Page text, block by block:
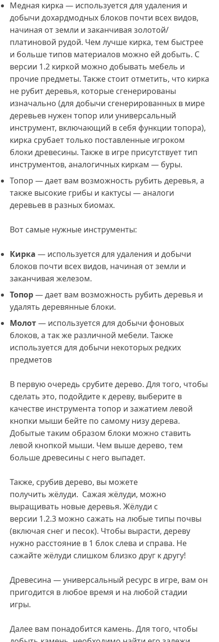
Медная кирка — используется для удаления и
добычи дохардмодных блоков почти всех видов,
начиная от земли и заканчивая золотой/
платиновой рудой. Чем лучше кирка, тем быстрее
и больше типов материалов можно ей добыть. C
версии 1.2 киркой можно добывать мебель и
прочие предметы. Также стоит отметить, что кирка
не рубит деревья, которые сгенерированы
изначально (для добычи сгенерированных в мире
деревьев нужен топор или универсальный
инструмент, включающий в себя функции топора),
кирка срубает только поставленные игроком
блоки древесины. Также в игре присутствует тип
инструментов, аналогичных киркам — буры.
Топор — дает вам возможность рубить деревья, а
также высокие грибы и кактусы — аналоги
деревьев в разных биомах.
Вот самые нужные инструменты:
Кирка — используется для удаления и добычи
блоков почти всех видов, начиная от земли и
заканчивая железом.
Топор— дает вам возможность рубить деревья и
удалять деревянные блоки.
Молот— используется для добычи фоновых
блоков, а так же различной мебели. Также
используется для добычи некоторых редких
предметов
В первую очередь срубите дерево. Для того, чтобы
сделать это, подойдите к дереву, выберите в
качестве инструмента топор и зажатием левой
кнопки мыши бейте по самому низу дерева.
Добытые таким образом блоки можно ставить
левой кнопкой мыши. Чем выше дерево, тем
больше древесины с него выпадет.
Также, срубив дерево, вы можете
получить жёлуди. Сажая жёлуди, можно
выращивать новые деревья. Жёлуди с
версии 1.2.3 можно сажать на любые типы почвы
(включая снег и песок). Чтобы вырасти, дереву
нужно расстояние в 1 блок слева и справа. Не
сажайте жёлуди слишком близко друг к другу!
Древесина — универсальный ресурс в игре, вам он
пригодится в любое время и на любой стадии
игры.
Далее вам понадобится камень. Для того, чтобы